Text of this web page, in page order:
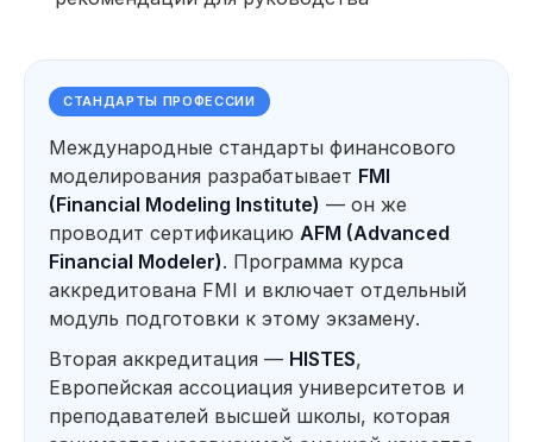
СТАНДАРТЫ ПРОФЕССИИ
Международные стандарты финансового
моделирования разрабатывает FMI
(Financial Modeling Institute) — он же
проводит сертификацию AFM (Advanced
Financial Modeler). Программа курса
аккредитована FMI и включает отдельный
модуль подготовки к этому экзамену.
Вторая аккредитация — HISTES,
Европейская ассоциация университетов и
преподавателей высшей школы, которая
Посмотерть еще
Использую нейросети для анализа
данных, прогнозирования
и подготовки аналитических
Прогнозирование и оценка
сценариев развития бизнеса
Оценка инвестиционной
Технические инструменты